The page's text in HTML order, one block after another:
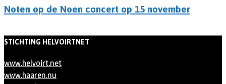
Noten op de Noen concert op 15 november
STICHTING HELVOIRTNET
www.helvoirt.net
www.haaren.nu